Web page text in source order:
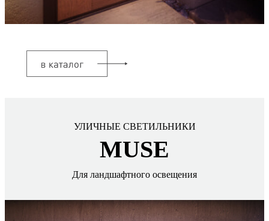
УЛИЧНЫЕ СВЕТИЛЬНИКИ
MUSE
Для ландшафтного освещения